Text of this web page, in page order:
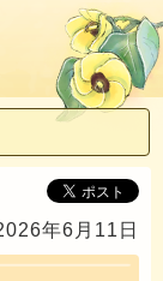
年6月11日